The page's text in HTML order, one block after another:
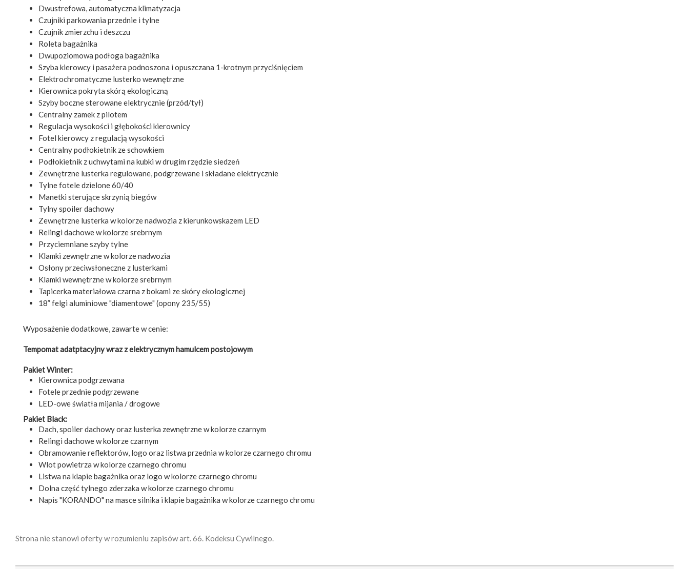
Dwustrefowa, automatyczna klimatyzacja
Czujniki parkowania przednie i tylne
Czujnik zmierzchu i deszczu
Roleta bagażnika
Dwupoziomowa podłoga bagażnika
Szyba kierowcy i pasażera podnoszona i opuszczana 1-krotnym przyciśnięciem
Elektrochromatyczne lusterko wewnętrzne
Kierownica pokryta skórą ekologiczną
Szyby boczne sterowane elektrycznie (przód/tył)
Centralny zamek z pilotem
Regulacja wysokości i głębokości kierownicy
Fotel kierowcy z regulacją wysokości
Centralny podłokietnik ze schowkiem
Podłokietnik z uchwytami na kubki w drugim rzędzie siedzeń
Zewnętrzne lusterka regulowane, podgrzewane i składane elektrycznie
Tylne fotele dzielone 60/40
Manetki sterujące skrzynią biegów
Tylny spoiler dachowy
Zewnętrzne lusterka w kolorze nadwozia z kierunkowskazem LED
Relingi dachowe w kolorze srebrnym
Przyciemniane szyby tylne
Klamki zewnętrzne w kolorze nadwozia
Osłony przeciwsłoneczne z lusterkami
Klamki wewnętrzne w kolorze srebrnym
Tapicerka materiałowa czarna z bokami ze skóry ekologicznej
18” felgi aluminiowe "diamentowe" (opony 235/55)
Wyposażenie dodatkowe, zawarte w cenie:
Tempomat adatptacyjny wraz z elektrycznym hamulcem postojowym
Pakiet Winter:
Kierownica podgrzewana
Fotele przednie podgrzewane
LED-owe światła mijania / drogowe
Pakiet Black:
Dach, spoiler dachowy oraz lusterka zewnętrzne w kolorze czarnym
Relingi dachowe w kolorze czarnym
Obramowanie reflektorów, logo oraz listwa przednia w kolorze czarnego chromu
Wlot powietrza w kolorze czarnego chromu
Listwa na klapie bagażnika oraz logo w kolorze czarnego chromu
Dolna część tylnego zderzaka w kolorze czarnego chromu
Napis "KORANDO" na masce silnika i klapie bagażnika w kolorze czarnego chromu
Strona nie stanowi oferty w rozumieniu zapisów art. 66. Kodeksu Cywilnego.